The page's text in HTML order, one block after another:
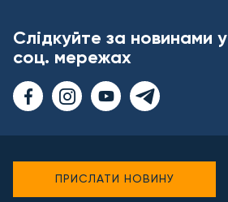
Слідкуйте за новинами у
соц. мережах
ПРИСЛАТИ НОВИНУ